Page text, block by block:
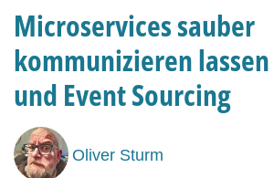
Microservices sauber
kommunizieren lassen
und Event Sourcing
Oliver Sturm